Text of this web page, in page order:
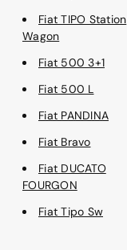
Fiat TIPO Station
Wagon
Fiat 500 3+1
Fiat 500 L
Fiat PANDINA
Fiat Bravo
Fiat DUCATO
FOURGON
Fiat Tipo Sw